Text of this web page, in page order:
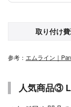
取り付け
参考： エムライン｜
人気商品③